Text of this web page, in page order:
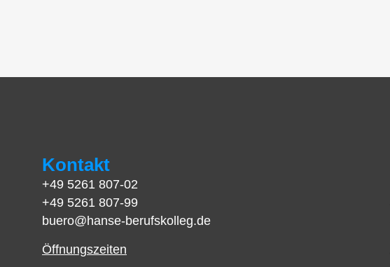
Kontakt
+49 5261 807-02
+49 5261 807-99
buero@hanse-berufskolleg.de
Öffnungszeiten